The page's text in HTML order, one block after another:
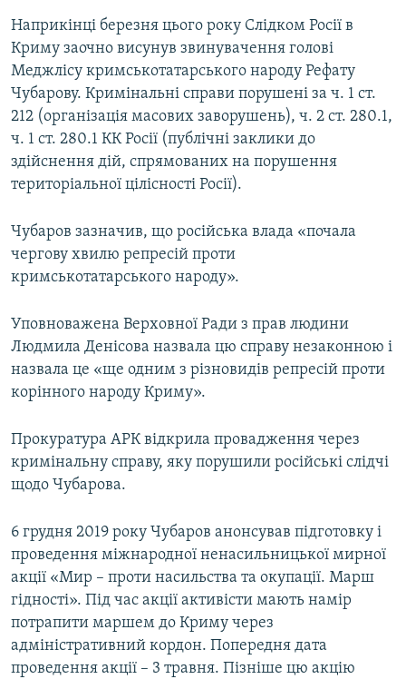
Наприкінці березня цього року Слідком Росії в
Криму заочно висунув звинувачення голові
Меджлісу кримськотатарського народу Рефату
Чубарову. Кримінальні справи порушені за ч. 1 ст.
212 (організація масових заворушень), ч. 2 ст. 280.1,
ч. 1 ст. 280.1 КК Росії (публічні заклики до
здійснення дій, спрямованих на порушення
територіальної цілісності Росії).
Чубаров зазначив, що російська влада «почала
чергову хвилю репресій проти
кримськотатарського народу».
Уповноважена Верховної Ради з прав людини
Людмила Денісова назвала цю справу незаконною і
назвала це «ще одним з різновидів репресій проти
корінного народу Криму».
Прокуратура АРК відкрила провадження через
кримінальну справу, яку порушили російські слідчі
щодо Чубарова.
6 грудня 2019 року Чубаров анонсував підготовку і
проведення міжнародної ненасильницької мирної
акції «Мир – проти насильства та окупації. Марш
гідності». Під час акції активісти мають намір
потрапити маршем до Криму через
адміністративний кордон. Попередня дата
проведення акції – 3 травня. Пізніше цю акцію